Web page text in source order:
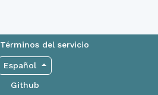
Términos del servicio
Español
Github